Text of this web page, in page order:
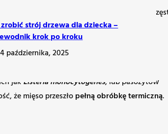
składniki mogą nie tylko
–
jakListeria monocytogenes, lub pasożytów
że mięso przeszłopełną obróbkę termiczną.
zrobić strój drzewa dla dziecka –
krok po kroku
października, 2025